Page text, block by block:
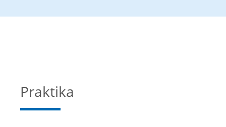
nach Dienstplan mit Nachtbereitschaft
und Wochenenddienst im Umfang von
Praktika